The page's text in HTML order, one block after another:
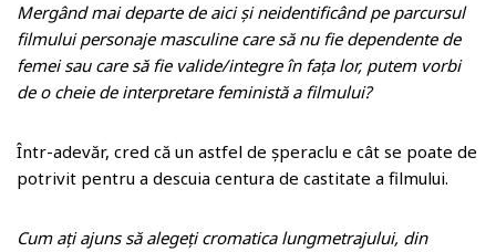
Mergând mai departe de aici și neidentificând pe parcursul
filmului personaje masculine care să nu fie dependente de
femei sau care să fie valide/integre în fața lor, putem vorbi
de o cheie de interpretare feministă a filmului?
Într-adevăr, cred că un astfel de șperaclu e cât se poate de
potrivit pentru a descuia centura de castitate a filmului.
Cum ați ajuns să alegeți cromatica lungmetrajului, din